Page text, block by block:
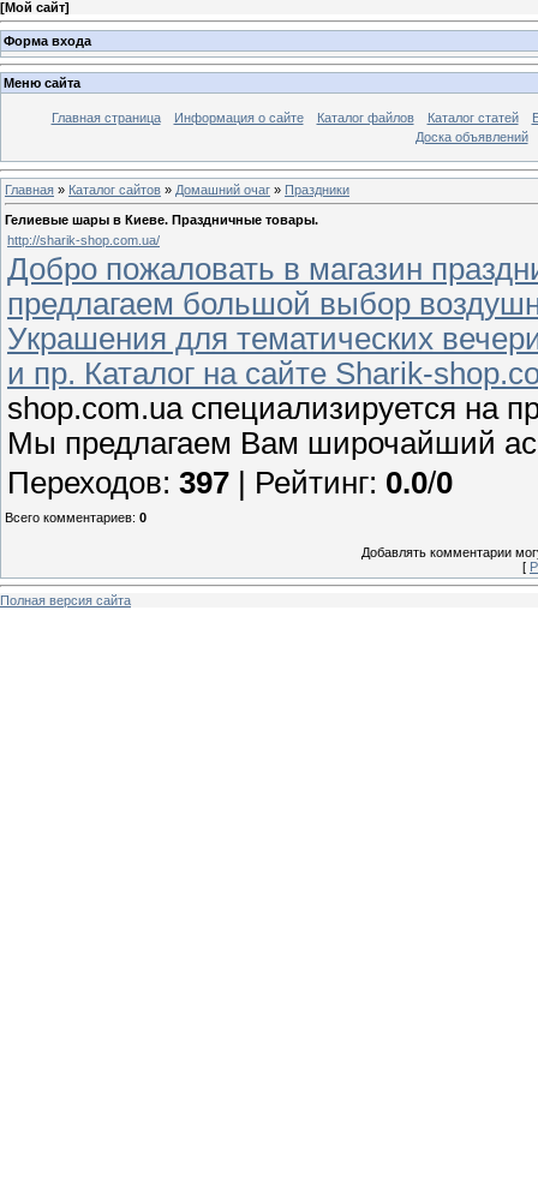
[Мой сайт]
Форма входа
Меню сайта
Главная страница Информация о сайте Каталог файлов Каталог статей
Доска объявлений
Главная » Каталог сайтов » Домашний очаг » Праздники
Гелиевые шары в Киеве. Праздничные товары.
http://sharik-shop.com.ua/
Добро пожаловать в магазин
предлагаем большой выбор
Украшения для тематических
и пр. Каталог на сайте Sharik-
shop.com.ua специализируется на
Мы предлагаем Вам широчайший
Переходов: 397 | Рейтинг: 0.0/0
Всего комментариев: 0
Добавлять комментарии
[
Полная версия сайта